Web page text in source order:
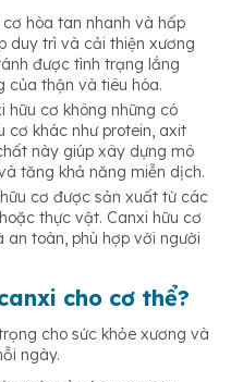
cơ hòa tan nhanh và hấp
duy trì và cải thiện xương
được tình trạng lắng
của thận và tiêu hóa.
hữu cơ không những có
cơ khác như protein, axit
này giúp xây dựng mô
tăng khả năng miễn dịch.
cơ được sản xuất từ các
thực vật. Canxi hữu cơ
an toàn, phù hợp với người
cho cơ thể?
cho sức khỏe xương và
ngày.